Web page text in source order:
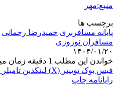
منبع:مهر
برچسب ها
پایانه مسافربری حمیدرضا رحمانی
مسافران نوروزی
۱۴۰۴/۰۱/۲۰
خواندن این مطلب 1 دقیقه زمان میبرد
فیس بوک توییتر (X) لینکدین ‫تامبلر
رایانامه چاپ